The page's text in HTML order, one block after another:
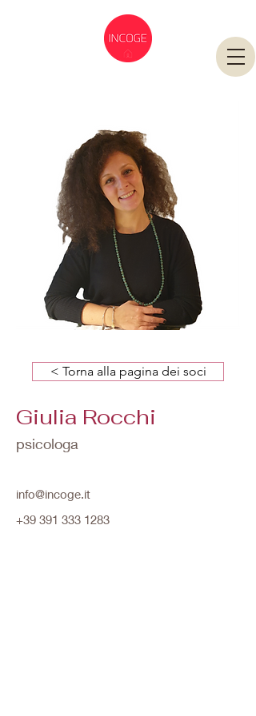
< Torna alla pagina dei soci
Giulia Rocchi
psicologa
info@incoge.it
+39 391 333 1283